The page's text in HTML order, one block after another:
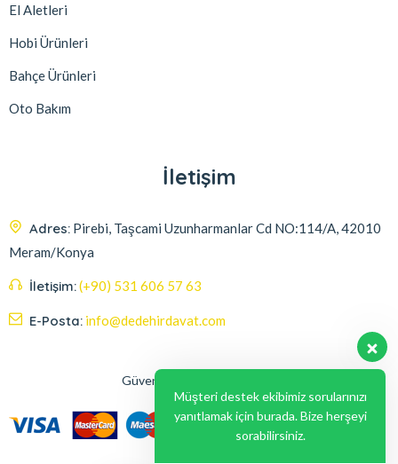
El Aletleri
Hobi Ürünleri
Bahçe Ürünleri
Oto Bakım
İletişim
Adres: Pirebi, Taşcami Uzunharmanlar Cd NO:114/A, 42010
Meram/Konya
İletişim:(+90) 531 606 57 63
E-Posta: info@dedehirdavat.com
Güvenli Ödeme Seçenekleri
Müşteri destek ekibimiz sorularınızı
yanıtlamak için burada. Bize herşeyi
sorabilirsiniz.